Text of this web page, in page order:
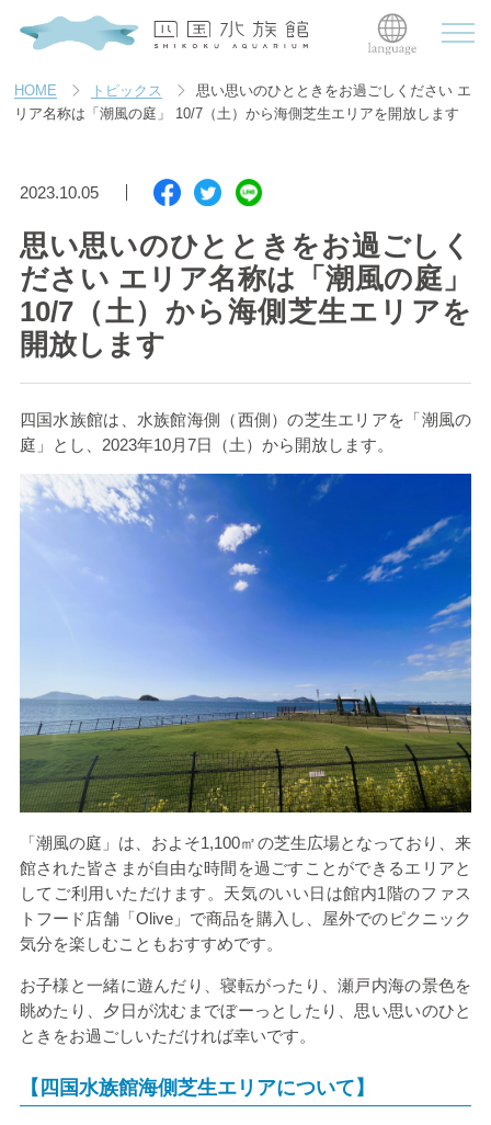
HOME トピックス
思い思いのひとときをお過ごしください エ
リア名称は「潮風の庭」 10/7（土）から海側芝生エリアを開放します
2023.10.05
思い思いのひとときをお過ごしく
ださい エリア名称は「潮風の庭」
10/7（土）から海側芝生エリアを
開放します
四国水族館は、水族館海側（西側）の芝生エリアを「潮風の
庭」とし、 2023年10月7日（土）から開放します。
「潮風の庭」は、およそ1,100㎡の芝生広場となっており、来
館された皆さまが自由な時間を過ごすことができるエリアと
してご利用いただけます。天気のいい日は館内1 階のファス
トフード店舗「Olive」で商品を購入し、屋外でのピクニック
気分を楽しむこともおすすめです。
お子様と一緒に遊んだり、寝転がったり、瀬戸内海の景色を
眺めたり、夕日が沈むまでぼーっとしたり、思い思いのひと
ときをお過ごしいただければ幸いです。
【四国水族館海側芝生エリアについて】